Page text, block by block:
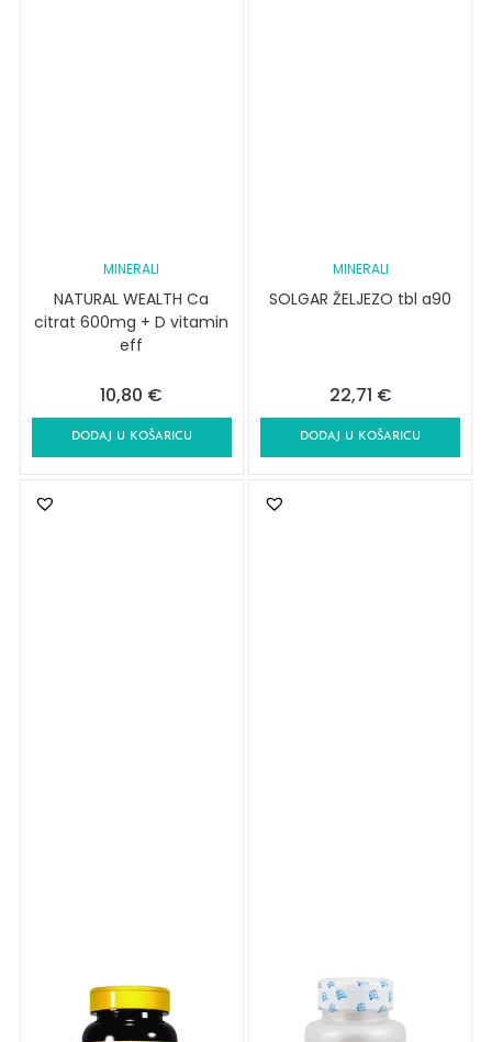
MINERALI
NATURAL WEALTH Ca
citrat 600mg + D vitamin
eff
10,80 €
DODAJ U KOŠARICU
MINERALI
SOLGAR ŽELJEZO tbl a90
22,71 €
DODAJ U KOŠARICU